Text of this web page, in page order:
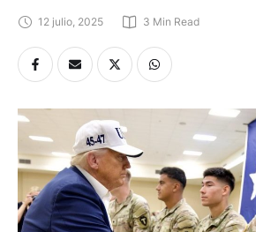
12 julio, 2025 3 Min Read